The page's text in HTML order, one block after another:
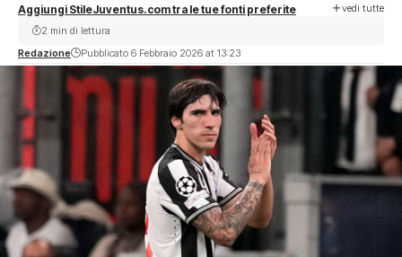
Aggiungi StileJuventus.com tra le tue fonti preferite vedi tutte
Redazione Pubblicato 6 Febbraio 2026 at 13:23
2 min di lettura